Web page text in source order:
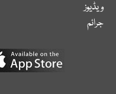
ویڈیوز
جرائم